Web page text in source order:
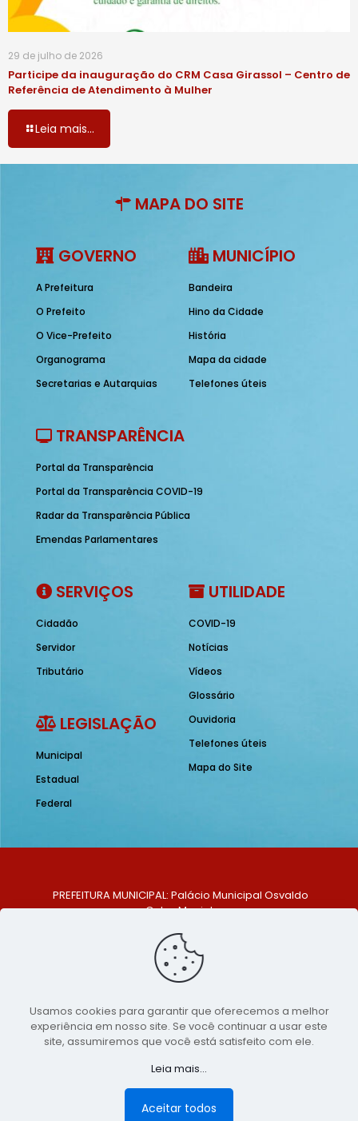
29 de julho de 2026
Participe da inauguração do CRM Casa Girassol – Centro de
Referência de Atendimento à Mulher
Leia mais...
MAPA DO SITE
GOVERNO
A Prefeitura
O Prefeito
O Vice-Prefeito
Organograma
Secretarias e Autarquias
MUNICÍPIO
Bandeira
Hino da Cidade
História
Mapa da cidade
Telefones úteis
TRANSPARÊNCIA
Portal da Transparência
Portal da Transparência COVID-19
Radar da Transparência Pública
Emendas Parlamentares
SERVIÇOS
Cidadão
Servidor
Tributário
LEGISLAÇÃO
Municipal
Estadual
Federal
UTILIDADE
COVID-19
Notícias
Vídeos
Glossário
Ouvidoria
Telefones úteis
Mapa do Site
PREFEITURA MUNICIPAL: Palácio Municipal Osvaldo
Celso Maciel
Centro, São Bento do Una - PE. CEP: 553370-128
TELEFONE: (81) 99548-1569
E-MAIL: ouvidoria@saobentodouna.pe.gov.br
Copyright 2021-2026 - Assessoria de Comunicação da
Prefeitura de São Bento do Una - PE
publicidadeLumusWeb - Agência Digital
Usamos cookies para garantir que oferecemos a melhor
experiência em nosso site. Se você continuar a usar este
site, assumiremos que você está satisfeito com ele.
Leia mais...
Aceitar todos